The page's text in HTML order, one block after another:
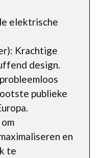
elektrische
Krachtige
design.
publieke
en
te